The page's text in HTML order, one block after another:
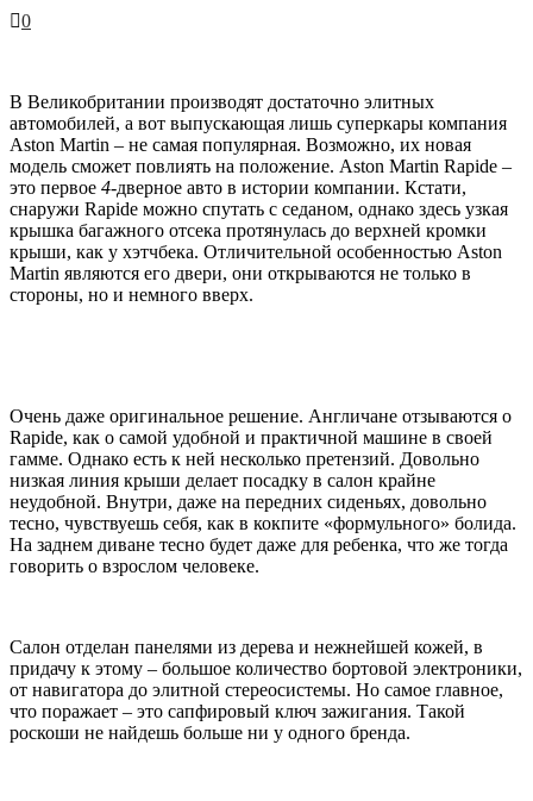
0
В Великобритании производят достаточно элитных
автомобилей, а вот выпускающая лишь суперкары компания
Aston Martin – не самая популярная. Возможно, их новая
модель сможет повлиять на положение. Aston Martin Rapide –
это первое 4-дверное авто в истории компании. Кстати,
снаружи Rapide можно спутать с седаном, однако здесь узкая
крышка багажного отсека протянулась до верхней кромки
крыши, как у хэтчбека. Отличительной особенностью Aston
Martin являются его двери, они открываются не только в
стороны, но и немного вверх.
Очень даже оригинальное решение. Англичане отзываются о
Rapide, как о самой удобной и практичной машине в своей
гамме. Однако есть к ней несколько претензий. Довольно
низкая линия крыши делает посадку в салон крайне
неудобной. Внутри, даже на передних сиденьях, довольно
тесно, чувствуешь себя, как в кокпите «формульного» болида.
На заднем диване тесно будет даже для ребенка, что же тогда
говорить о взрослом человеке.
Салон отделан панелями из дерева и нежнейшей кожей, в
придачу к этому – большое количество бортовой электроники,
от навигатора до элитной стереосистемы. Но самое главное,
что поражает – это сапфировый ключ зажигания. Такой
роскоши не найдешь больше ни у одного бренда.